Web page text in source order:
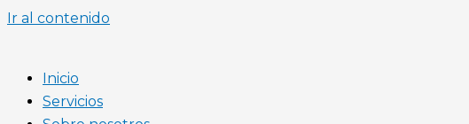
Ir al contenido
Inicio
Servicios